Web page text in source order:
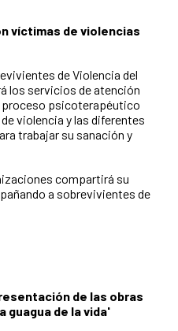
víctimas de violencias
de Violencia del
los servicios de atención
proceso psicoterapéutico
violencia y las diferentes
trabajar su sanación y
compartirá su
a sobrevivientes de
de las obras
guagua de la vida'